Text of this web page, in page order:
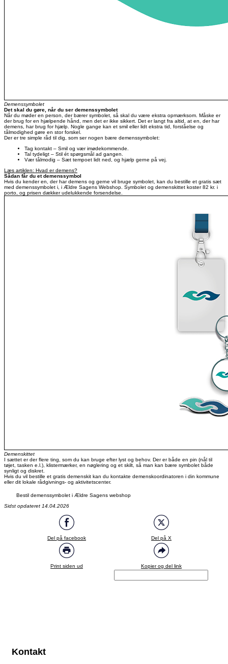
Demenssymbolet
Det skal du gøre, når du ser demenssymbolet
Når du møder en person, der bærer symbolet, så skal du være ekstra opmærksom. Måske er
der brug for en hjælpende hånd, men det er ikke sikkert. Det er langt fra altid, at en, der har
demens, har brug for hjælp. Nogle gange kan et smil eller lidt ekstra tid, forståelse og
tålmodighed gøre en stor forskel.
Der er tre simple råd til dig, som ser nogen bære demenssymbolet:
Tag kontakt – Smil og vær imødekommende.
Tal tydeligt – Stil ét spørgsmål ad gangen.
Vær tålmodig – Sæt tempoet lidt ned, og hjælp gerne på vej.
Læs artiklen: Hvad er demens?
Sådan får du et demenssymbol
Hvis du kender en, der har demens og gerne vil bruge symbolet, kan du bestille et gratis sæt
med demenssymbolet i, i Ældre Sagens Webshop. Symbolet og demenskittet koster 82 kr. i
porto, og prisen dækker udelukkende forsendelse.
Demenskittet
I sættet er der flere ting, som du kan bruge efter lyst og behov. Der er både en pin (nål til
tøjet, tasken e.l.), klistermærker, en nøglering og et skilt, så man kan bære symbolet både
synligt og diskret.
Hvis du vil bestille et gratis demenskit kan du kontakte demenskoordinatoren i din kommune
eller dit lokale rådgivnings- og aktivitetscenter.
Bestil demenssymbolet i Ældre Sagens webshop
Sidst opdateret 14.04.2026
Del på facebook Del på X
Print siden ud Kopier og del link
Kontakt